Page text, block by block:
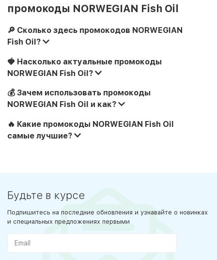
промокоды NORWEGIAN Fish Oil
🔎 Сколько здесь промокодов NORWEGIAN
Fish Oil?
🍓 Насколько актуальные промокоды
NORWEGIAN Fish Oil?
💰 Зачем использовать промокоды
NORWEGIAN Fish Oil и как?
🔥 Какие промокоды NORWEGIAN Fish Oil
самые лучшие?
Будьте в курсе
Подпишитесь на последние обновления и узнавайте о новинках
и специальных предложениях первыми